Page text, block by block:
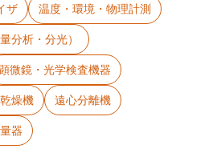
ザ
温度・環境・物理計測
分析・分光）
微鏡・光学検査機器
燥機
遠心分離機
器